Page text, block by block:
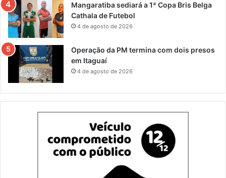
Mangaratiba sediará a 1ª Copa Bris Belga
Cathala de Futebol
4 de agosto de 2026
Operação da PM termina com dois presos
em Itaguaí
4 de agosto de 2026